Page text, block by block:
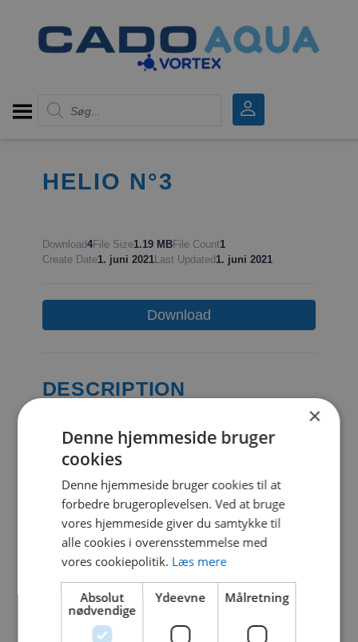
Products search
HELIO N°3
Download4File Size1.19 MBFile Count1
Create Date1. juni 2021Last Updated 1. juni 2021
Download
DESCRIPTION
SIMILAR DOWNLOADS
No related download found!
Kjell Parmborn Updated 1. juni 2021
×
Denne hjemmeside bruger
cookies
Denne hjemmeside bruger cookies til at
forbedre brugeroplevelsen. Ved at bruge
vores hjemmeside giver du samtykke til
alle cookies i overensstemmelse med
vores cookiepolitik. Læs mere
Absolut
nødvendige
Ydeevne Målretning